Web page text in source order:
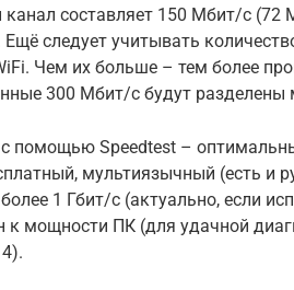
канал составляет 150 Мбит/с (72
следует учитывать
Чем их больше – тем более
300 Мбит/с будут
помощью Speedtest –
мультиязычный (есть и
1 Гбит/с (актуально, если
к мощности ПК (для удачной